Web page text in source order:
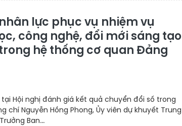
lực phục vụ nhiệm vụ
công nghệ, đổi mới sáng tạo
hệ thống cơ quan Đảng
Hội nghị đánh giá kết quả chuyển đổi số trong
Nguyễn Hồng Phong, Ủy viên dự khuyết Trung
Ban...